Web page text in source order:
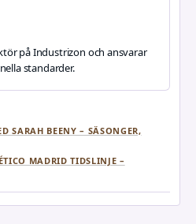
på Industrizon och ansvarar
standarder.
SARAH BEENY – SÄSONGER,
MADRID TIDSLINJE –